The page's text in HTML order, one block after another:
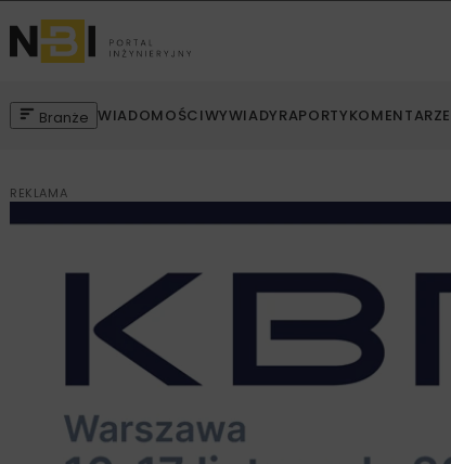
Branże WIADOMOŚCIWYWIADYRAPORTYKOMENTARZE
REKLAMA